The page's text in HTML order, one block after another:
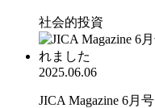
社会的投資
2025.06.06
JICA Magazine 6月